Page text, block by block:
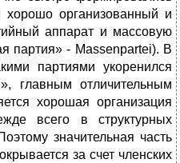
организованный и
аппарат и массовую
партия» - Massenpartei). В
партиями укоренился
главным от­личительным
хорошая организация
всего в структурных
значи­тельная часть
за счет членских